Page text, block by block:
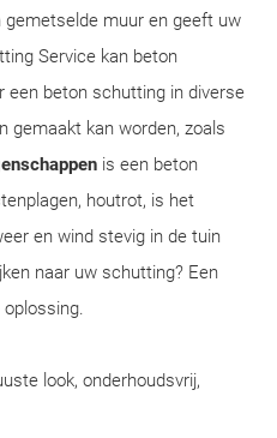
muur en geeft uw
Service kan beton
een beton schutting in diverse
gemaakt kan worden, zoals
is een beton
houtrot, is het
en wind stevig in de tuin
naar uw schutting? Een
look, onderhoudsvrij,